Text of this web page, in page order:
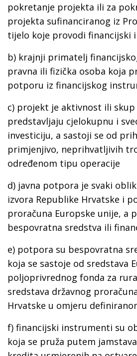
pokretanje projekta ili za
projekta sufinanciranog iz
tijelo koje provodi financijski
b) krajnji primatelj
pravna ili fizička osoba koja
potporu iz financijskog
c) projekt je aktivnost ili
predstavljaju cjelokupnu i
investiciju, a sastoji se od
primjenjivo, neprihvatljivih
određenom tipu operacije
d) javna potpora je svaki
izvora Republike Hrvatske i
proračuna Europske unije, a
bespovratna sredstva ili
e) potpora su bespovratna
koja se sastoje od sredstava
poljoprivrednog fonda za
sredstava državnog
Hrvatske u omjeru
f) financijski instrumenti su
koja se pruža putem